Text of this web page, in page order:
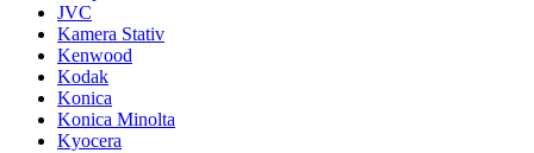
JVC
Kamera Stativ
Kenwood
Kodak
Konica
Konica Minolta
Kyocera